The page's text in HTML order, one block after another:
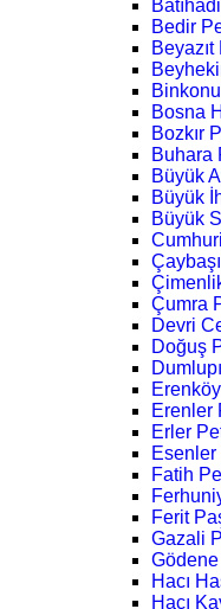
Bedir
Bosna
Bozkır
Buhara
Büyük
Büyük
Büyük
Çumra
Devri
Doğuş
Erenler
Erler
Esenler
Fatih
Ferit
Gazali
Hacı
Hacı